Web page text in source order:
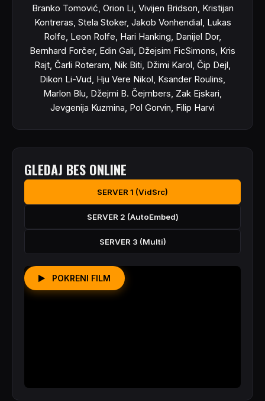
Branko Tomović, Orion Li, Vivijen Bridson, Kristijan
Kontreras, Stela Stoker, Jakob Vonhendial, Lukas
Rolfe, Leon Rolfe, Hari Hanking, Danijel Dor,
Bernhard Forčer, Edin Gali, Džejsim FicSimons, Kris
Rajt, Čarli Roteram, Nik Biti, Džimi Karol, Čip Dejl,
Dikon Li-Vud, Hju Vere Nikol, Ksander Roulins,
Marlon Blu, Džejmi B. Čejmbers, Zak Ejskari,
Jevgenija Kuzmina, Pol Gorvin, Filip Harvi
GLEDAJ BES ONLINE
SERVER 1 (VidSrc)
SERVER 2 (AutoEmbed)
SERVER 3 (Multi)
POKRENI FILM